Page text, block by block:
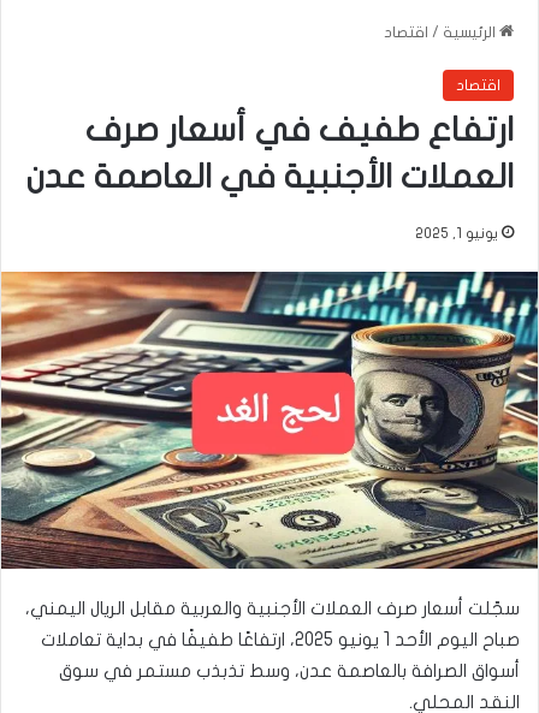
الرئيسية / اقتصاد
اقتصاد
ارتفاع طفيف في أسعار صرف
العملات الأجنبية في العاصمة عدن
يونيو 1, 2025
سجّلت أسعار صرف العملات الأجنبية والعربية مقابل الريال اليمني،
صباح اليوم الأحد 1 يونيو 2025، ارتفاعًا طفيفًا في بداية تعاملات
أسواق الصرافة بالعاصمة عدن، وسط تذبذب مستمر في سوق
النقد المحلي.